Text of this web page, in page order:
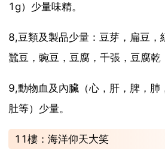
1g）少量味精。
8,豆類及製品少量：豆芽，扁豆，
蠶豆，豌豆，豆腐，千張，豆腐乾
9,動物血及內臟（心，肝，脾，肺
肚等）少量。
11樓：海洋仰天大笑